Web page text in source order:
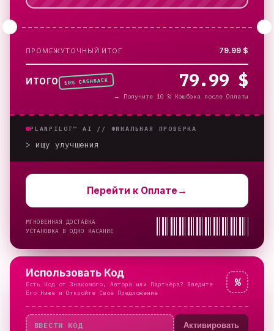
ПРОМЕЖУТОЧНЫЙ ИТОГ 79.99 $
ИТОГО 10% CASHBACK 79.99 $
→ Получите 10 % Кэшбэка после Оплаты
PLANPILOT™ AI // ФИНАЛЬНАЯ ПРОВЕРКА
> ищу улучшения
Перейти к Оплате →
МГНОВЕННАЯ ДОСТАВКА
УСТАНОВКА В ОДНО КАСАНИЕ
Использовать Код
Есть Код от Знакомого, Автора или Партнёра? Введите
Его Ниже и Откройте Своё Предложение
%
Активировать